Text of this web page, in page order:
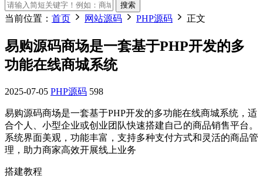
搜索
当前位置： 首页 网站源码 PHP源码 正文
易购源码商场是一套基于PHP开发的多
功能在线商城系统
2025-07-05 PHP源码 598
易购源码商场是一套基于PHP开发的多功能在线商城系统，适
合个人、小型企业或创业团队快速搭建自己的商品销售平台。
系统界面美观，功能丰富，支持多种支付方式和灵活的商品管
理，助力商家高效开展线上业务
搭建教程